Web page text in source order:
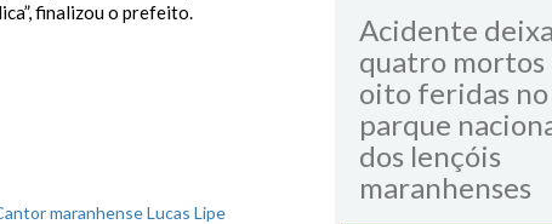
finalizou o prefeito.
maranhense Lucas Lipe
Acidente
quatro mortos
oito feridas no
parque
dos lençóis
maranhenses